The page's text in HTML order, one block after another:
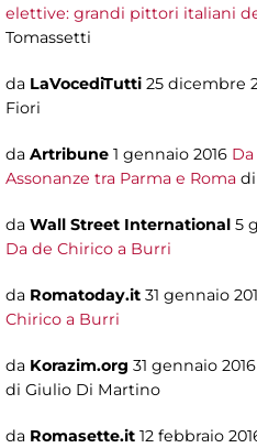
elettive: grandi pittori italiani
Tomassetti
da LaVocediTutti 25 dicembre
Fiori
da Artribune 1 gennaio 2016
Assonanze tra Parma e Roma
da Wall Street International 5
Da de Chirico a Burri
da Romatoday.it 31 gennaio
Chirico a Burri
da Korazim.org 31 gennaio 2016
di Giulio Di Martino
da Romasette.it 12 febbraio